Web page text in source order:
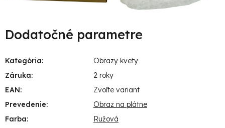
Dodatočné parametre
Kategória:
Obrazy kvety
Záruka:
2 roky
EAN:
Zvoľte variant
Prevedenie:
Obraz na plátne
Farba:
Ružová